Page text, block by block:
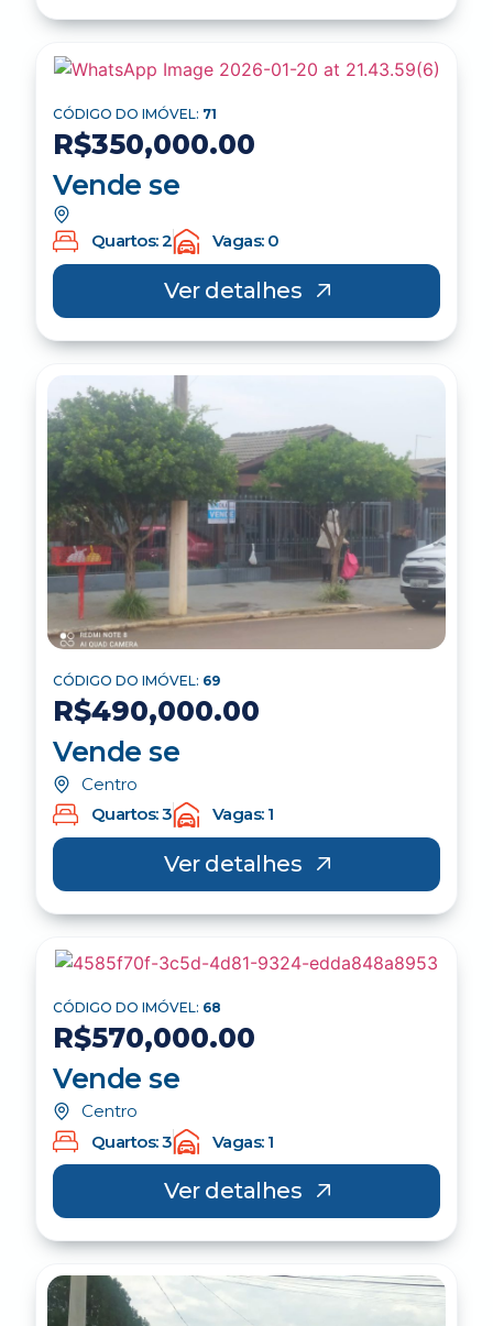
CÓDIGO DO IMÓVEL: 71
R$350,000.00
Vende se
Quartos: 2 Vagas: 0
Ver detalhes
CÓDIGO DO IMÓVEL: 69
R$490,000.00
Vende se
Centro
Quartos: 3
Vagas: 1
Ver detalhes
CÓDIGO DO IMÓVEL: 68
R$570,000.00
Vende se
Centro
Quartos: 3
Vagas: 1
Ver detalhes